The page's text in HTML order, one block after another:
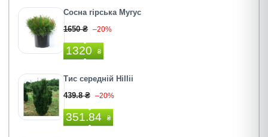
Сосна гірська Мугус
1650 ₴ –20%
1320 ₴
Тис середнiй Hillii
439.8 ₴ –20%
351.84 ₴